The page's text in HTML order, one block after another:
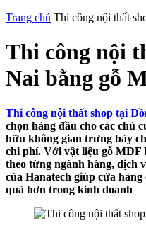
Trang chủ Thi công nội thất
Thi công nội
Nai bằng gỗ
Thi công nội thất shop tại
chọn hàng đầu cho các chủ
hữu không gian trưng bày
chi phí. Với vật liệu gỗ MDF
theo từng ngành hàng, dịch
của Hanatech giúp cửa
quả hơn trong kinh doanh